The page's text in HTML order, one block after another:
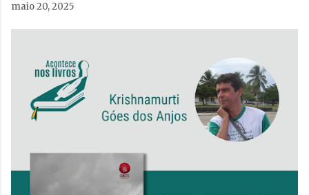
maio 20, 2025